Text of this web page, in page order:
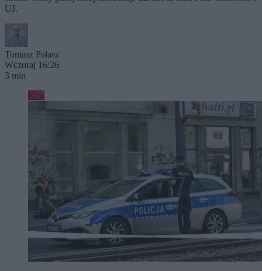
UJ.
Tomasz Pałasz
Wczoraj 16:26
3 min
Kraj